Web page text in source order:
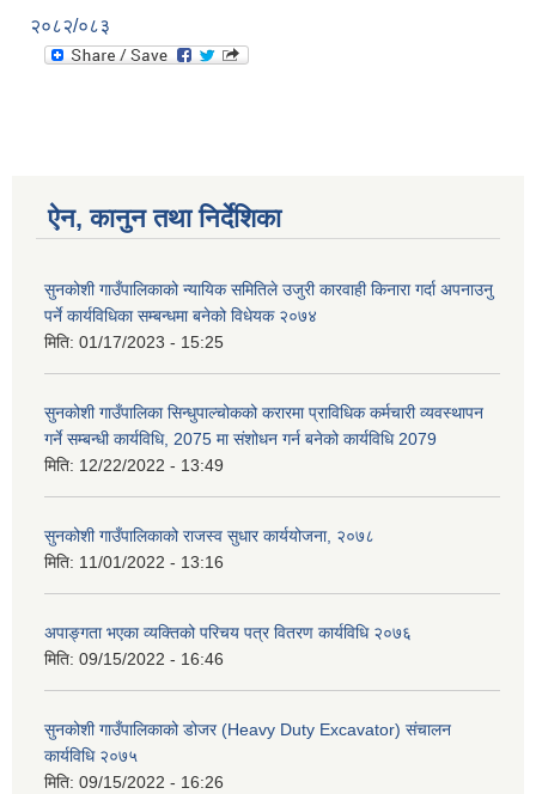
२०८२/०८३
ऐन, कानुन तथा निर्देशिका
सुनकोशी गाउँपालिकाको न्यायिक समितिले उजुरी कारवाही किनारा गर्दा अपनाउनु
पर्ने कार्यविधिका सम्बन्धमा बनेको विधेयक २०७४
मिति: 01/17/2023 - 15:25
सुनकोशी गाउँपालिका सिन्धुपाल्चोकको करारमा प्राविधिक कर्मचारी व्यवस्थापन
गर्ने सम्बन्धी कार्यविधि, 2075 मा संशोधन गर्न बनेको कार्यविधि 2079
मिति: 12/22/2022 - 13:49
सुनकोशी गाउँपालिकाको राजस्व सुधार कार्ययोजना, २०७८
मिति: 11/01/2022 - 13:16
अपाङ्गता भएका व्यक्तिको परिचय पत्र वितरण कार्यविधि २०७६
मिति: 09/15/2022 - 16:46
सुनकोशी गाउँपालिकाको डोजर (Heavy Duty Excavator) संचालन
कार्यविधि २०७५
मिति: 09/15/2022 - 16:26